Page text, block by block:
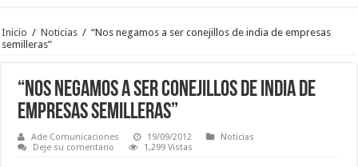
Inicio / Noticias / “Nos negamos a ser conejillos de india de empresas
semilleras”
“Nos negamos a ser conejillos de india de
empresas semilleras”
Ade Comunicaciones 19/09/2012
Noticias
Deje su comentario
1,299 Vistas